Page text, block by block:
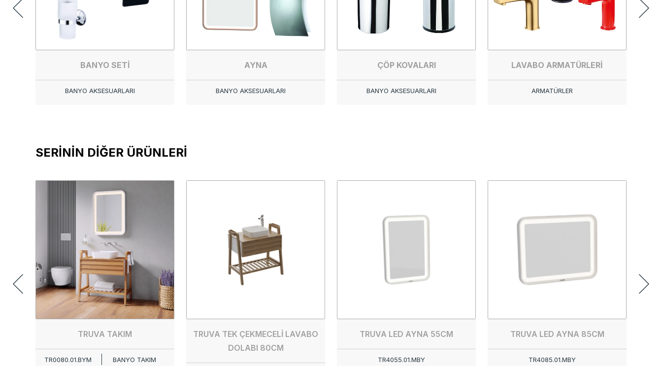
BANYO SETİ
BANYO AKSESUARLARI
AYNA
BANYO AKSESUARLARI
ÇÖP KOVALARI
BANYO AKSESUARLARI
LAVABO ARMATÜRLERİ
ARMATÜRLER
SERİNİN DİĞER ÜRÜNLERİ
TRUVA TAKIM
TR0080.01.BYM BANYO TAKIM
TRUVA TEK ÇEKMECELİ LAVABO
DOLABI 80CM
TRUVA LED AYNA 55CM
TR4055.01.MBY
TRUVA LED AYNA 85CM
TR4085.01.MBY